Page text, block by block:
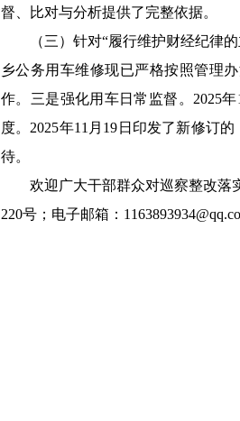
督、比对与分析提供了完整依据。
（三）针对“履行维护财经纪律
乡公务用车维修现已严格按照管理
作。三是强化用车日常监督。2025
度。2025年11月19日印发了新修订
待。
欢迎广大干部群众对巡察整改落
220号；电子邮箱：